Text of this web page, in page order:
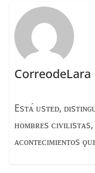
o
k
CorreodeLara
Esᴛᴀ́ ᴜsᴛᴇᴅ,
ʜᴏᴍʙʀᴇs
ᴀᴄᴏɴᴛᴇᴄɪᴍɪᴇɴᴛᴏs